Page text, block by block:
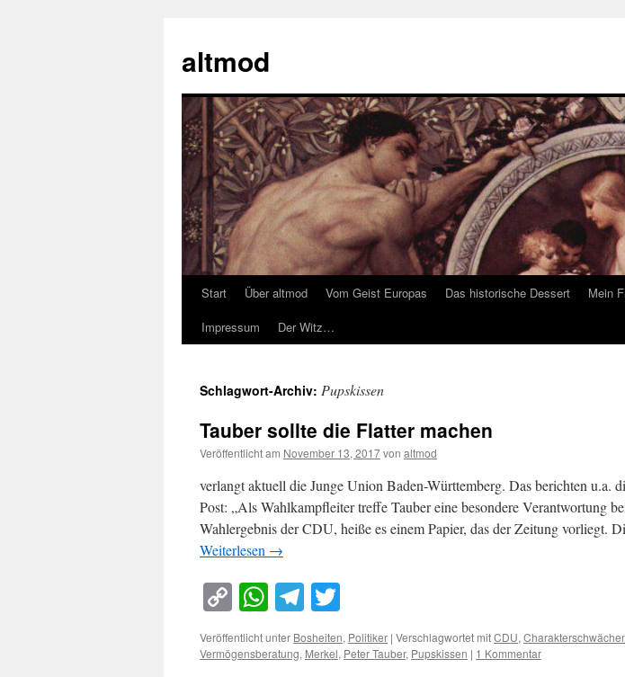
springen
altmod
Start Über altmod Vom Geist Europas Das historische Dessert Mein
Impressum
Der Witz…
Schlagwort-Archiv: Pupskissen
Tauber sollte die Flatter machen
Veröffentlicht am November 13, 2017von altmod
verlangt aktuell die Junge Union Baden-Württemberg. Das berichten u.a.
Post: „Als Wahlkampfleiter treffe Tauber eine besondere Verantwortung
Wahlergebnis der CDU, heiße es einem Papier, das der Zeitung vorliegt.
Weiterlesen →
Copy
Link
WhatsApp
Telegram
Veröffentlicht unter Bosheiten, Politiker | Verschlagwortet mitCDU,
Vermögensberatung, Merkel, Peter Tauber, Pupskissen | 1 Kommentar